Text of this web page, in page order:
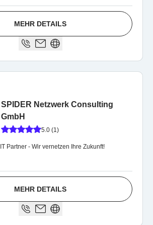
MEHR DETAILS
SPIDER Netzwerk Consulting
GmbH
5.0 (1)
Partner - Wir vernetzen Ihre Zukunft!
MEHR DETAILS